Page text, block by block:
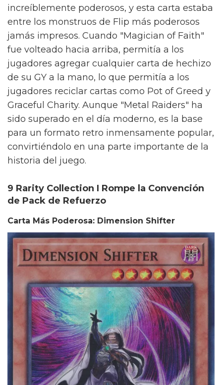
increíblemente poderosos, y esta carta estaba
entre los monstruos de Flip más poderosos
jamás impresos. Cuando "Magician of Faith"
fue volteado hacia arriba, permitía a los
jugadores agregar cualquier carta de hechizo
de su GY a la mano, lo que permitía a los
jugadores reciclar cartas como Pot of Greed y
Graceful Charity. Aunque "Metal Raiders" ha
sido superado en el día moderno, es la base
para un formato retro inmensamente popular,
convirtiéndolo en una parte importante de la
historia del juego.
9 Rarity Collection I Rompe la Convención
de Pack de Refuerzo
Carta Más Poderosa: Dimension Shifter